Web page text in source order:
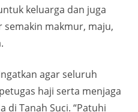
keluarga dan juga
makmur, maju,
agar seluruh
haji serta menjaga
di Tanah Suci. “Patuhi